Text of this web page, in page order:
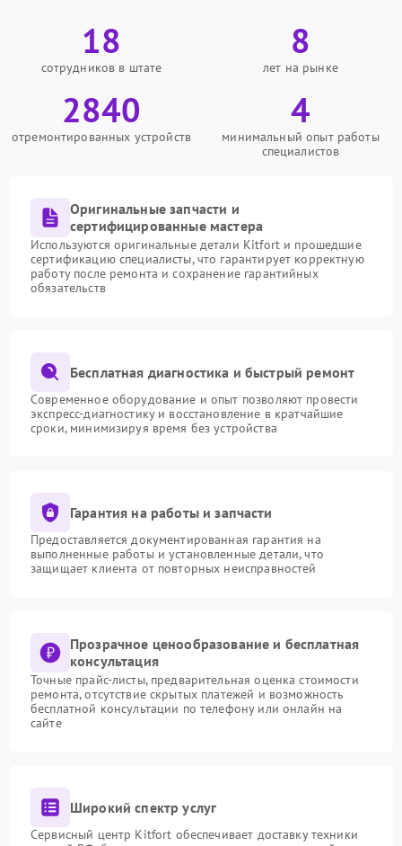
18
сотрудников в штате
8
лет на рынке
2840
отремонтированных устройств
4
минимальный опыт работы
специалистов
Оригинальные запчасти и
сертифицированные мастера
Используются оригинальные детали Kitfort и прошедшие
сертификацию специалисты, что гарантирует корректную
работу после ремонта и сохранение гарантийных
обязательств
Бесплатная диагностика и быстрый ремонт
Современное оборудование и опыт позволяют провести
экспресс-диагностику и восстановление в кратчайшие
сроки, минимизируя время без устройства
Гарантия на работы и запчасти
Предоставляется документированная гарантия на
выполненные работы и установленные детали, что
защищает клиента от повторных неисправностей
Прозрачное ценообразование и бесплатная
консультация
Точные прайс-листы, предварительная оценка стоимости
ремонта, отсутствие скрытых платежей и возможность
бесплатной консультации по телефону или онлайн на
сайте
Широкий спектр услуг
Сервисный центр Kitfort обеспечивает доставку техники